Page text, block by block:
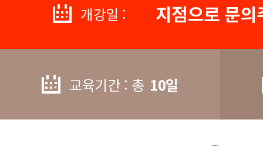
개강일 : 지점으로 문
교육기간 : 총 10일